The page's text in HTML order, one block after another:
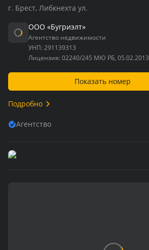
г. Брест, Либкнехта ул.
ООО «Бугриэлт»
Агентство недвижимости
УНП: 291139313
Лицензия: 02240/245 МЮ РБ, 05.02.2013
Показать номер
Подробно
Агентство